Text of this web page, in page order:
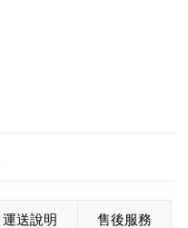
運送說明 售後服務